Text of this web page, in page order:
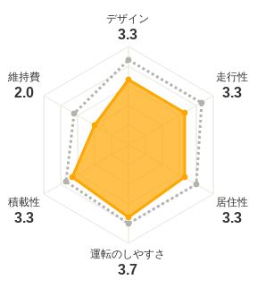
デザイン
3.3
走行性
3.3
居住性
3.3
運転のしやすさ
3.7
積載性
3.3
維持費
2.0